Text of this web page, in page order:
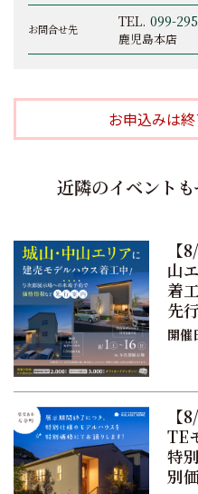
お問合せ先 TEL. 099-
鹿児島本店
お申込みは
近隣のイベント
【
山
着
先
開催
【
TE
特
別